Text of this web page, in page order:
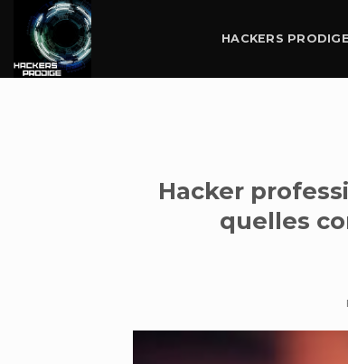
content
HACKERS PRODIGE
Hacker
quelles